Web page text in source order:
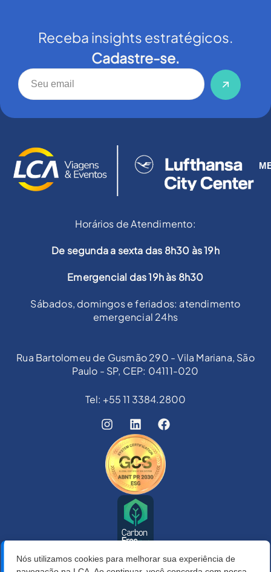
Receba insights estratégicos.
Cadastre-se.
Horários de Atendimento:
De segunda a sexta das 8h30 às 19h
Emergencial das 19h às 8h30
Sábados, domingos e feriados: atendimento
emergencial 24hs
Rua Bartolomeu de Gusmão 290 - Vila Mariana, São
Paulo - SP, CEP: 04111-020
Tel: +55 11 3384.2800
Nós utilizamos cookies para melhorar sua experiência de